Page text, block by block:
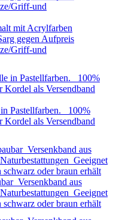
mit Acrylfarben
gegen Aufpreis
Griff-und
Pastellfarben. 100%
Kordel als Versendband
Versenkband aus
Geeignet
oder braun erhält